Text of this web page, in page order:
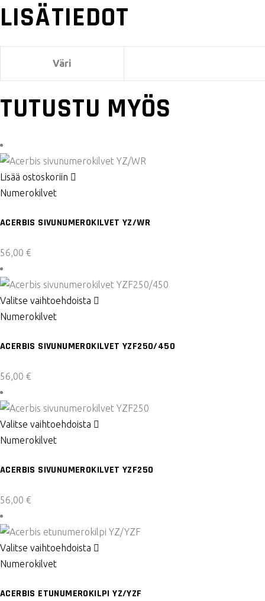
LISÄTIEDOT
Väri
TUTUSTU MYÖS
Lisää ostoskoriin
Numerokilvet
ACERBIS SIVUNUMEROKILVET YZ/WR
56,00 €
Valitse vaihtoehdoista
useampi
valinnat
Numerokilvet
ACERBIS SIVUNUMEROKILVET YZF250/450
56,00 €
Valitse vaihtoehdoista
useampi
valinnat
Numerokilvet
ACERBIS SIVUNUMEROKILVET YZF250
56,00 €
Valitse vaihtoehdoista
useampi
Numerokilvet
ACERBIS ETUNUMEROKILPI YZ/YZF